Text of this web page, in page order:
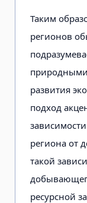
Таким
регионов
природными
развития
подход
региона от
такой
ресурсной